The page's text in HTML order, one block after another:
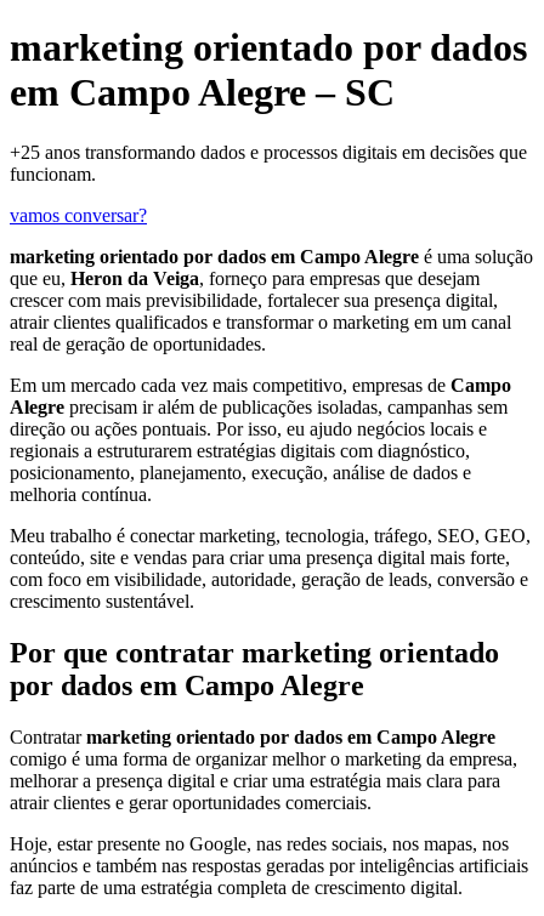
marketing orientado por dados
em Campo Alegre – SC
+25 anos transformando dados e processos digitais em decisões que
funcionam.
vamos conversar?
marketing orientado por dados em Campo Alegre é uma solução
que eu, Heron da Veiga, forneço para empresas que desejam
crescer com mais previsibilidade, fortalecer sua presença digital,
atrair clientes qualificados e transformar o marketing em um canal
real de geração de oportunidades.
Em um mercado cada vez mais competitivo, empresas de Campo
Alegre precisam ir além de publicações isoladas, campanhas sem
direção ou ações pontuais. Por isso, eu ajudo negócios locais e
regionais a estruturarem estratégias digitais com diagnóstico,
posicionamento, planejamento, execução, análise de dados e
melhoria contínua.
Meu trabalho é conectar marketing, tecnologia, tráfego, SEO, GEO,
conteúdo, site e vendas para criar uma presença digital mais forte,
com foco em visibilidade, autoridade, geração de leads, conversão e
crescimento sustentável.
Por que contratar marketing orientado
por dados em Campo Alegre
Contratarmarketing orientado por dados em Campo Alegre
comigo é uma forma de organizar melhor o marketing da empresa,
melhorar a presença digital e criar uma estratégia mais clara para
atrair clientes e gerar oportunidades comerciais.
Hoje, estar presente no Google, nas redes sociais, nos mapas, nos
anúncios e também nas respostas geradas por inteligências artificiais
faz parte de uma estratégia completa de crescimento digital.